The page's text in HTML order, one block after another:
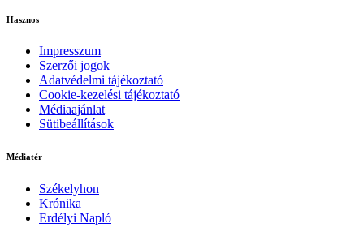
Hasznos
Impresszum
Szerzői jogok
Adatvédelmi tájékoztató
Cookie-kezelési tájékoztató
Médiaajánlat
Sütibeállítások
Médiatér
Székelyhon
Krónika
Erdélyi Napló